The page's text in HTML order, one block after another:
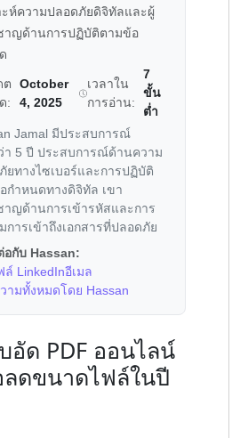
ะห์ความปลอดภัยดิจิทัลและผู้
าญด้านการปฏิบัติตามข้อ
ต
:
October
4, 2025
เวลาใน
การอ่าน:
7
ขั้น
ต่ำ
Jamal มีประสบการณ์
า 5 ปี ประสบการณ์ด้านความ
ยทางไซเบอร์และการปฏิบัติ
กำหนดทางดิจิทัล เขา
าญด้านการเข้ารหัสและการ
การเข้าถึงเอกสารที่ปลอดภัย
อกับ Hassan:
ล์ LinkedInอีเมล
ามทั้งหมดโดย Hassan
อัด PDF ออนไลน์
ดขนาดไฟล์ในปี